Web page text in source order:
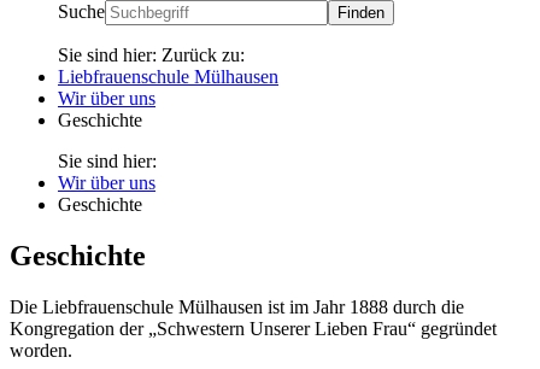
Suche
Sie sind hier: Zurück zu:
Liebfrauenschule Mülhausen
Wir über uns
Geschichte
Sie sind hier:
Wir über uns
Geschichte
Geschichte
Die Liebfrauenschule Mülhausen ist im Jahr 1888 durch die
Kongregation der „Schwestern Unserer Lieben Frau“ gegründet
worden.